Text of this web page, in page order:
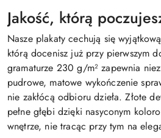
Jakość, którą
Nasze plakaty cechują się
którą docenisz już przy pierwszym
gramaturze 230 g/m² zapewnia
pudrowe, matowe wykończenie
nie zakłócą odbioru dzieła. Złote
pełne głębi dzięki nasyconym
wnętrze, nie tracąc przy tym na